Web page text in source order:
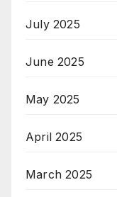
July 2025
June 2025
May 2025
April 2025
March 2025